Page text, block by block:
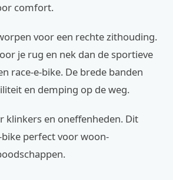
comfort.
voor een rechte zithouding.
je rug en nek dan de sportieve
race-e-bike. De brede banden
en demping op de weg.
klinkers en oneffenheden. Dit
perfect voor woon-